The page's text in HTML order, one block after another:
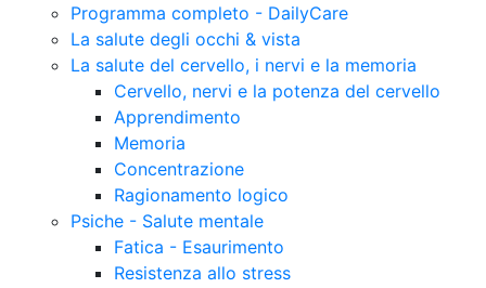
Programma completo - DailyCare
La salute degli occhi & vista
La salute del cervello, i nervi e la memoria
Cervello, nervi e la potenza del cervello
Apprendimento
Memoria
Concentrazione
Ragionamento logico
Psiche - Salute mentale
Fatica - Esaurimento
Resistenza allo stress